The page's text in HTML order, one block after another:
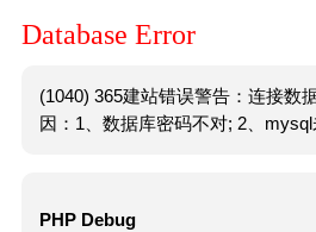
Database Error
(1040) 365建站错误警告：连接数
因：1、数据库密码不对; 2、mysql
PHP Debug